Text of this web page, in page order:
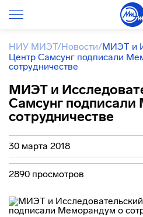
НИУ МИЭТ/Новости/МИЭТ и
Центр Самсунг подписали
сотрудничестве
МИЭТ и
Самсунг
сотрудничестве
30 марта 2018
2890 просмотров